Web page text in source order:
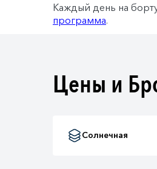
Каждый день на
программа.
Цены и
Солнечная